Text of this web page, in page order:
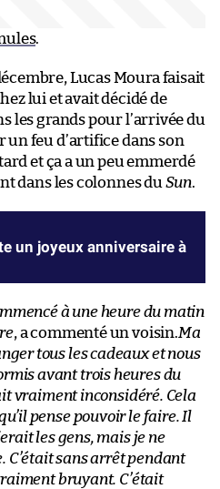
.
Lucas Moura faisait
lui et avait décidé de
les grands pour l’arrivée du
un feu d’artifice dans son
et ça a un peu emmerdé
dans les colonnes du Sun.
un joyeux anniversaire à
à une heure du matin
, a commenté un voisin.Ma
tous les cadeaux et nous
avant trois heures du
vraiment inconsidéré. Cela
pense pouvoir le faire. Il
les gens, mais je ne
C’était sans arrêt pendant
bruyant. C’était